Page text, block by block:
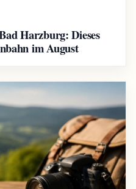
Harzburg: Dieses
im August